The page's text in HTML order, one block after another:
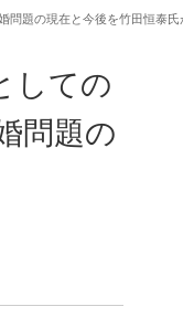
問題の現在と今後を竹田恒泰氏
しての
問題の